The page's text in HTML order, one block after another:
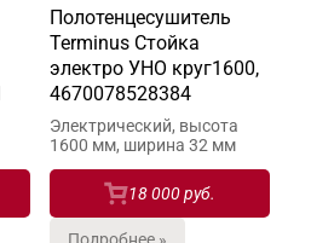
Полотенцесушитель
Terminus Стойка
электро УНО круг1600,
4670078528384
Электрический, высота
1600 мм, ширина 32 мм
18 000 руб.